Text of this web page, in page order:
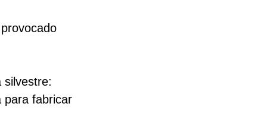
silvestre:
para fabricar